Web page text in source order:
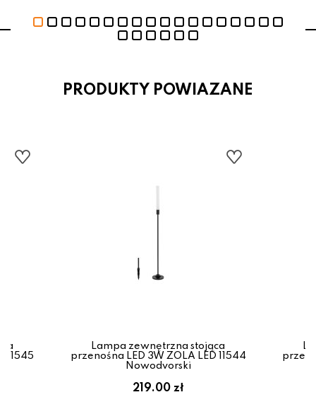
PRODUKTY POWIAZANE
11545
Lampa zewnętrzna stojąca
przenośna LED 3W ZOLA LED 11544
Nowodvorski
219.00 zł